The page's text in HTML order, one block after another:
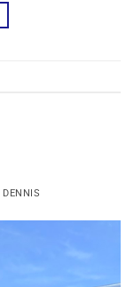
DENNIS